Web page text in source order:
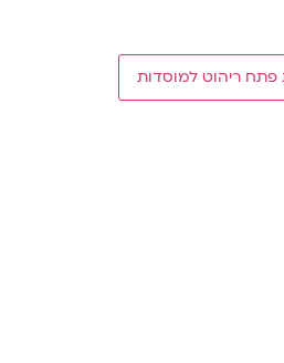
פתח ריהוט למוסדות